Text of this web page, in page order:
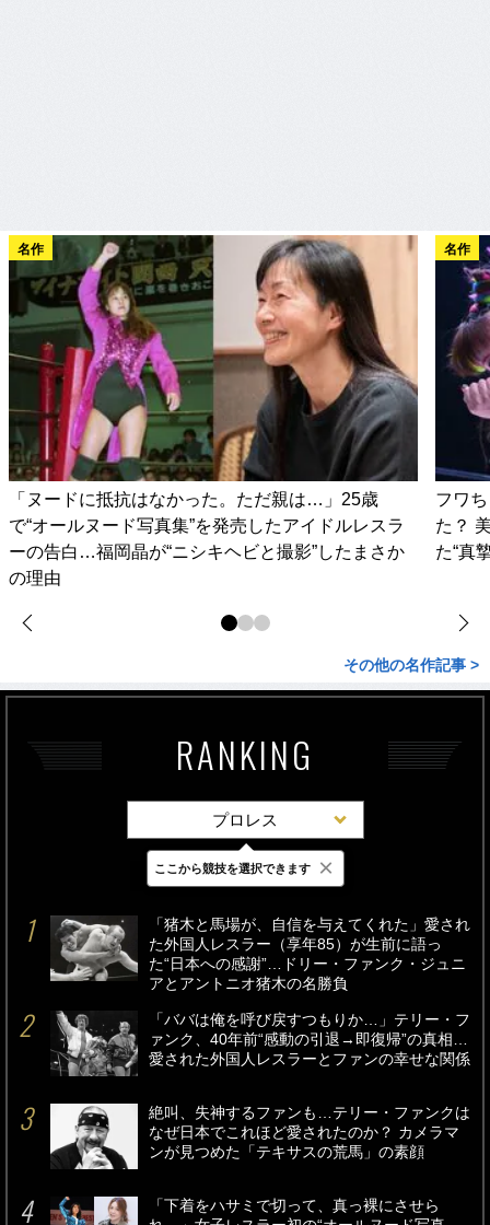
名作
「ヌードに抵抗はなかった。ただ親は…」25歳
で“オールヌード写真集”を発売したアイドルレスラ
ーの告白…福岡晶が“ニシキヘビと撮影”したまさか
の理由
名作
フワ
た？
た“真
その他の名作記事 >
RANKING
プロレス
最新 24時間 週間
「猪木と馬場が、自信を与えてくれた」愛され
た外国人レスラー（享年85）が生前に語っ
た“日本への感謝”…ドリー・ファンク・ジュニ
アとアントニオ猪木の名勝負
「ババは俺を呼び戻すつもりか…」テリー・フ
ァンク、40年前“感動の引退→即復帰”の真相…
愛された外国人レスラーとファンの幸せな関係
絶叫、失神するファンも…テリー・ファンクは
なぜ日本でこれほど愛されたのか？ カメラマ
ンが見つめた「テキサスの荒馬」の素顔
「下着をハサミで切って、真っ裸にさせら
ここから競技を選択できます ×